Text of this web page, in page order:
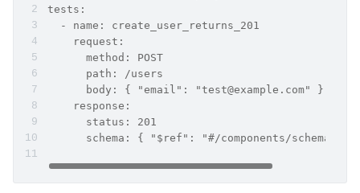
tests:
  - name: create_user_returns_201
    request:
      method: POST
      path: /users
      body: { "email": "test@example.com" }
    response:
      status: 201
schema: { "$ref": "#/components/schemas/